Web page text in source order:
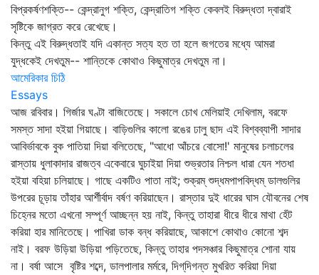
বিপ্রকর্ষণশক্তি-- কেন্দ্রানুগ শক্তি, কেন্দ্রাতিগ শক্তি কেবলই বিরুদ্ধতা দ্বারাই
সৃষ্টিকে জাগ্রত করে রেখেছে।
কিন্তু এই বিরুদ্ধতাই যদি একান্ত সত্য হত তা হলে জগতের মধ্যে আমরা
যুদ্ধকেই দেখতুম-- শান্তিকে কোথাও কিছুমাত্র দেখতুম না।
আমেরিকার চিঠি
Essays
আজ রবিবার। গির্জার ঘণ্টা বাজিতেছে। সকালে চোখ মেলিয়াই দেখিলাম, বরফে
সমস্ত সাদা হইয়া গিয়াছে। বাড়িগুলির কালো রঙের ঢালু ছাদ এই বিশ্বব্যাপী সাদার
আবির্ভাবকে বুক পাতিয়া দিয়া বলিতেছে, "আধো আঁচরে বোসো!' মানুষের চলাচলের
রাস্তায় ধুলাকাদার রাজত্ব একেবারে ঘুচাইয়া দিয়া শুভ্রতার নিশ্চল ধারা যেন শতধা
হইয়া বহিয়া চলিয়াছে। গাছে একটিও পাতা নাই; শুক্রম্‌ শুদ্ধমপাপবিদ্ধম্‌ ডালগুলির
উপরের চূড়ায় তাঁহার আর্শীর্বাদ বর্ষণ করিয়াছেন। রাস্তার দুই ধারের ঘাস যৌবনের শেষ
চিহ্নের মতো এখনো সম্পূর্ণ আচ্ছন্ন হয় নাই, কিন্তু তাহারা ধীরে ধীরে মাথা হেঁট
করিয়া হার মানিতেছে। পাখিরা ডাক বন্ধ করিয়াছে, আকাশে কোথাও কোনো শব্দ
নাই। বরফ উড়িয়া উড়িয়া পড়িতেছে, কিন্তু তাহার পদসঞ্চার কিছুমাত্র শোনা যায়
না। বর্ষা আসে বৃষ্টির শব্দে, ডালপালার মর্মরে, দিগ্‌দিগন্ত মুখরিত করিয়া দিয়া